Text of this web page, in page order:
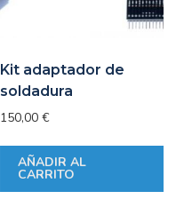
Kit adaptador de
soldadura
150,00 €
AÑADIR AL
CARRITO